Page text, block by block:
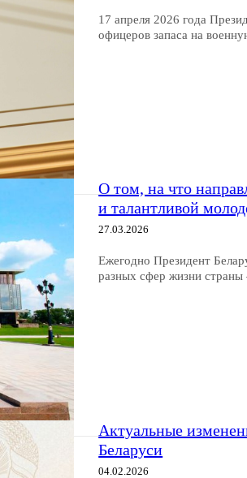
17 апреля 2026 года
офицеров запаса на
О том, на что
и талантливой
27.03.2026
Ежегодно Президент
разных сфер жизни
Актуальные
Беларуси
04.02.2026